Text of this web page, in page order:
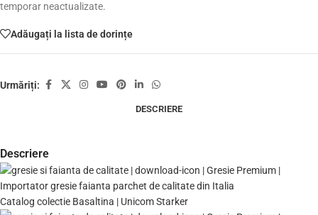
temporar neactualizate.
Adăugați la lista de dorințe
Urmăriți:
DESCRIERE
Descriere
Catalog colectie Basaltina | Unicom Starker